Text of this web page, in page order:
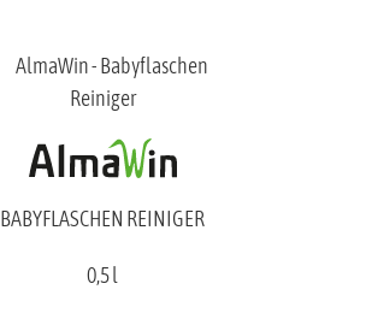
BABYFLASCHEN REINIGER
0,5 l